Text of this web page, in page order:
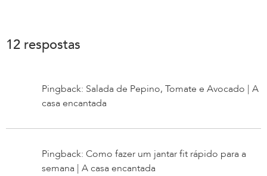
12 respostas
Pingback: Salada de Pepino, Tomate e Avocado | A
casa encantada
Pingback: Como fazer um jantar fit rápido para a
semana | A casa encantada